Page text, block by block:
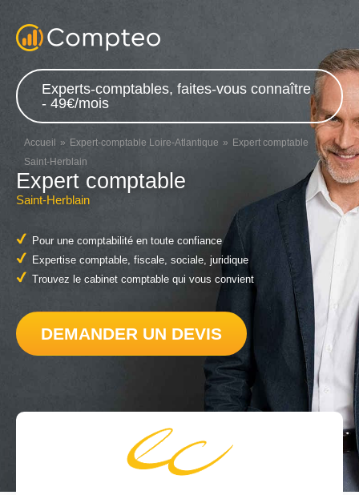
Experts-comptables, faites-vous connaître
- 49€/mois
Accueil Expert-comptable Loire-Atlantique
Expert comptable
Saint-Herblain
Expert comptable
Saint-Herblain
Pour une comptabilité en toute confiance
Expertise comptable, fiscale, sociale, juridique
Trouvez le cabinet comptable qui vous convient
DEMANDER UN DEVIS